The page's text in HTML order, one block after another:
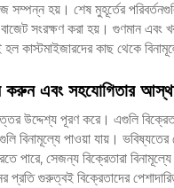
সম্পন্ন হয়। শেষ মুহূর্তের
বাজেট সংরক্ষণ করা হয়। গুণমান এবং
হল কাস্টমাইজারদের কাছ থেকে
করুন এবং সহযোগিতার
উদ্দেশ্য পূরণ করে। এগুলি
বিনামূল্যে পাওয়া যায়। ভবিষ্যতের
পারে, সেজন্য বিক্রেতারা
প্রতি গুরুত্বই বিক্রেতাদের